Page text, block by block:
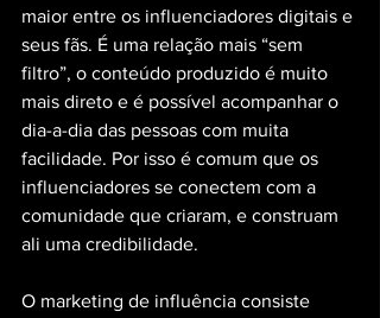
maior entre os influenciadores digitais e
seus fãs. É uma relação mais “sem
filtro”, o conteúdo produzido é muito
mais direto e é possível acompanhar o
dia-a-dia das pessoas com muita
facilidade. Por isso é comum que os
influenciadores se conectem com a
comunidade que criaram, e construam
ali uma credibilidade.
O marketing de influência consiste